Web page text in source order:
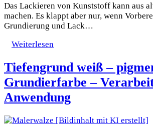
Das Lackieren von Kunststoff kann aus
machen. Es klappt aber nur, wenn
Grundierung und Lack…
Weiterlesen
Tiefengrund weiß –
Grundierfarbe –
Anwendung